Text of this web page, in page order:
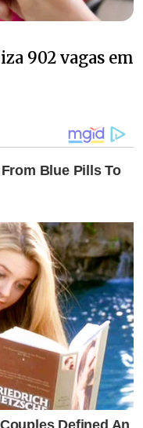
902 vagas em